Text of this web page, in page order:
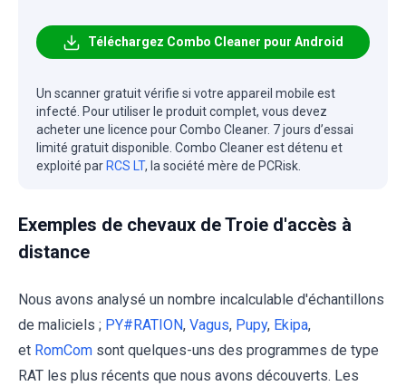
Téléchargez Combo Cleaner pour Android
Un scanner gratuit vérifie si votre appareil mobile est
infecté. Pour utiliser le produit complet, vous devez
acheter une licence pour Combo Cleaner. 7 jours d’essai
limité gratuit disponible. Combo Cleaner est détenu et
exploité par RCS LT, la société mère de PCRisk.
Exemples de chevaux de Troie d'accès à
distance
Nous avons analysé un nombre incalculable d'échantillons
de maliciels ; PY#RATION, Vagus, Pupy, Ekipa,
et RomCom sont quelques-uns des programmes de type
RAT les plus récents que nous avons découverts. Les